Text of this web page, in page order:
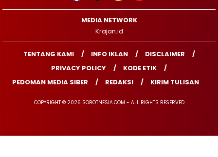
MEDIA NETWORK
Krajan.id
TENTANG KAMI INFO IKLAN
DISCLAIMER
PRIVACY POLICY
KODE ETIK
PEDOMAN MEDIA SIBER
REDAKSI KIRIM TULISAN
COPYRIGHT © 2026 SOROTNESIA.COM - ALL RIGHTS RESERVED